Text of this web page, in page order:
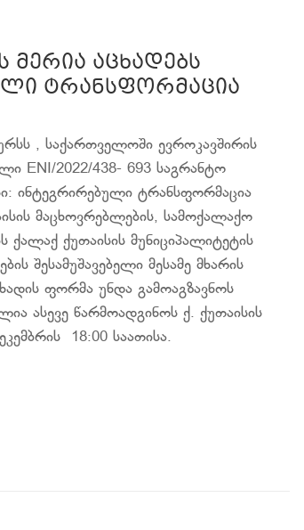
მერია აცხადებს
ტრანსფორმაცია
, საქართველოში ევროკავშირის
ENI/2022/438- 693 საგრანტო
ინტეგრირებული ტრანსფორმაცია
მაცხოვრებლების, სამოქალაქო
ქალაქ ქუთაისის მუნიციპალიტეტის
შესამუშავებელი მესამე მხარის
ფორმა უნდა გამოაგზავნოს
ასევე წარმოადგინოს ქ. ქუთაისის
18:00 საათისა.